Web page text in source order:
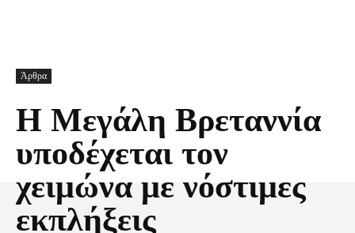
Άρθρα
Η Μεγάλη Βρεταννία
υποδέχεται τον
χειμώνα με νόστιμες
εκπλήξεις